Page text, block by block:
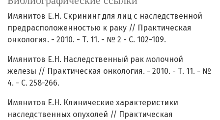
Имянитов Е.Н. Скрининг для лиц с наследственной
предрасположенностью к раку // Практическая
онкология. - 2010. - Т. 11. - № 2 - С. 102-109.
Имянитов Е.Н. Наследственный рак молочной
железы // Практическая онкология. - 2010. - Т. 11. - №
4. - C. 258-266.
Имянитов Е.Н. Клинические характеристики
наследственных опухолей // Практическая